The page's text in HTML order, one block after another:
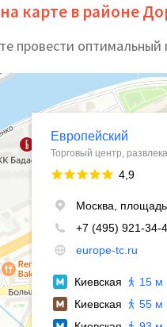
карте в районе
провести оптимальный